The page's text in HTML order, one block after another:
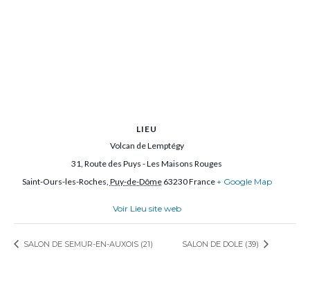
LIEU
Volcan de Lemptégy
31, Route des Puys - Les Maisons Rouges
Saint-Ours-les-Roches, Puy-de-Dôme 63230France+ Google Map
Voir Lieu site web
SALON DE SEMUR-EN-AUXOIS (21) SALON DE DOLE (39)